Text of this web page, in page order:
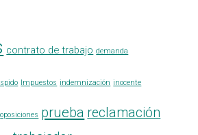
contrato de trabajo demanda
Impuestos indemnización inocente
oposiciones prueba reclamación